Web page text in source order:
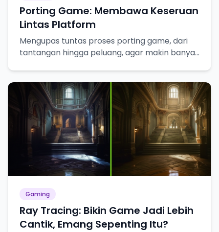
Porting Game: Membawa Keseruan
Lintas Platform
Mengupas tuntas proses porting game, dari
tantangan hingga peluang, agar makin banyak
Gaming
Ray Tracing: Bikin Game Jadi Lebih
Cantik, Emang Sepenting Itu?